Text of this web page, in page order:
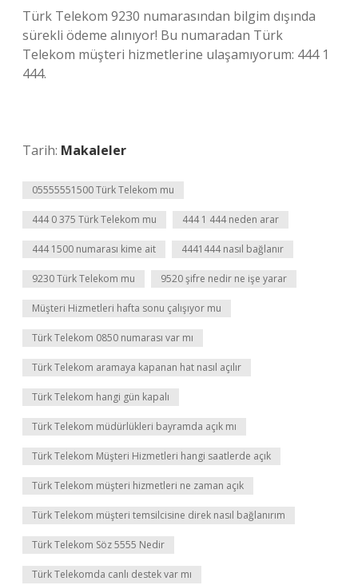
Türk Telekom 9230 numarasından bilgim dışında
sürekli ödeme alınıyor! Bu numaradan Türk
Telekom müşteri hizmetlerine ulaşamıyorum: 444 1
444.
Tarih: Makaleler
05555551500 Türk Telekom mu
444 0 375 Türk Telekom mu 444 1 444 neden arar
444 1500 numarası kime ait 4441444 nasıl bağlanır
9230 Türk Telekom mu 9520 şifre nedir ne işe yarar
Müşteri Hizmetleri hafta sonu çalışıyor mu
Türk Telekom 0850 numarası var mı
Türk Telekom aramaya kapanan hat nasıl açılır
Türk Telekom hangi gün kapalı
Türk Telekom müdürlükleri bayramda açık mı
Türk Telekom Müşteri Hizmetleri hangi saatlerde açık
Türk Telekom müşteri hizmetleri ne zaman açık
Türk Telekom müşteri temsilcisine direk nasıl bağlanırım
Türk Telekom Söz 5555 Nedir
Türk Telekomda canlı destek var mı